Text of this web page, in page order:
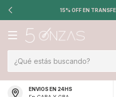
15% OFF EN
ENVIOS EN 24HS